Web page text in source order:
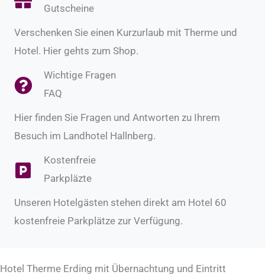
Gutscheine
Verschenken Sie einen Kurzurlaub mit Therme und
Hotel. Hier gehts zum Shop.
Wichtige Fragen
FAQ
Hier finden Sie Fragen und Antworten zu Ihrem
Besuch im Landhotel Hallnberg.
Kostenfreie
Parkpläzte
Unseren Hotelgästen stehen direkt am Hotel 60
kostenfreie Parkplätze zur Verfügung.
Hotel Therme Erding mit Übernachtung und Eintritt